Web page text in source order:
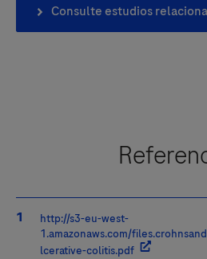
Consulte estudios
http://s3-eu-west-
1.amazonaws.com/
lcerative-colitis.pdf